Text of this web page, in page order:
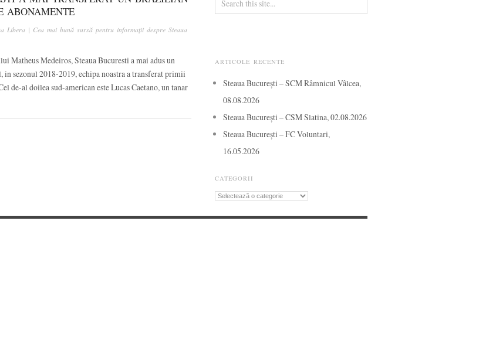
ABONAMENTE
Libera | Cea mai bună sursă pentru informații despre Steaua
Matheus Medeiros, Steaua Bucuresti a mai adus un
sezonul 2018-2019, echipa noastra a transferat primii
de-al doilea sud-american este Lucas Caetano, un tanar
ARTICOLE RECENTE
Steaua București – SCM Râmnicul Vâlcea,
08.08.2026
Steaua București – CSM Slatina, 02.08.2026
Steaua București – FC Voluntari,
16.05.2026
CATEGORII
Categorii